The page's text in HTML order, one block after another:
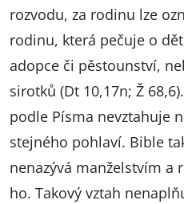
rozvodu, za rodinu lze
rodinu, která pečuje o
adopce či pěstounství,
sirotků (Dt 10,17n; Ž
podle Písma nevztahuje
stejného pohlaví. Bible
nenazývá manželstvím a
ho. Takový vztah